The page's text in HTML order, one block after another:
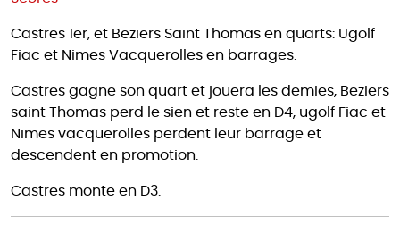
Castres 1er, et Beziers Saint Thomas en quarts: Ugolf
Fiac et Nimes Vacquerolles en barrages.
Castres gagne son quart et jouera les demies, Beziers
saint Thomas perd le sien et reste en D4, ugolf Fiac et
Nimes vacquerolles perdent leur barrage et
descendent en promotion.
Castres monte en D3.